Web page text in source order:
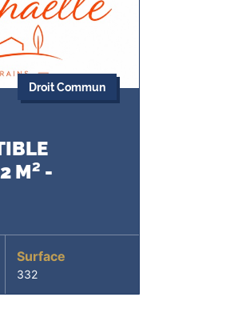
Droit Commun
M² -
Surface
332